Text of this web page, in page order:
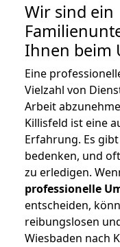
Wir sind ein
Ihnen beim
Eine
Vielzahl von
Arbeit
Killisfeld ist eine
Erfahrung. Es
bedenken, und
zu erledigen.
professionelle
entscheiden,
reibungslosen
Wiesbaden nach